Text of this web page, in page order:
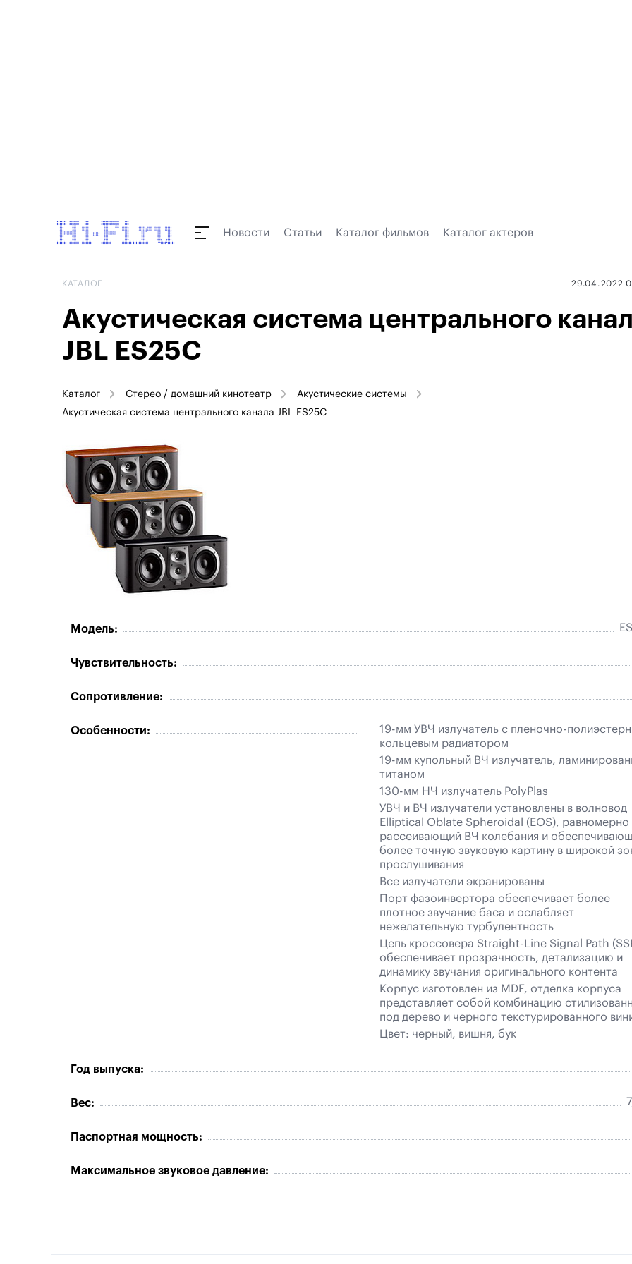
Новости Статьи Каталог фильмов Каталог актеров
КАТАЛОГ 29.04.2022
Акустическая система центрального
JBL ES25C
Каталог Стерео / домашний кинотеатр
Акустические системы
Акустическая система центрального канала JBL ES25C
Модель:
Чувствительность:
Сопротивление:
Особенности:
19-мм УВЧ излучатель с пленочно-
кольцевым радиатором
19-мм купольный ВЧ излучатель,
титаном
130-мм НЧ излучатель PolyPlas
УВЧ и ВЧ излучатели установлены в волновод
Elliptical Oblate Spheroidal (EOS), равномерно
рассеивающий ВЧ колебания и
более точную звуковую картину в широкой
прослушивания
Все излучатели экранированы
Порт фазоинвертора обеспечивает более
плотное звучание баса и ослабляет
нежелательную турбулентность
Цепь кроссовера Straight-Line Signal Path
обеспечивает прозрачность, детализацию и
динамику звучания оригинального контента
Корпус изготовлен из MDF, отделка корпуса
представляет собой комбинацию
под дерево и черного текстурированного
Цвет: черный, вишня, бук
Год выпуска:
Вес:
Паспортная мощность:
Максимальное звуковое давление: